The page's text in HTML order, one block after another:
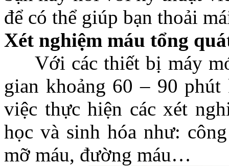
để có thể giúp bạn thoải
Xét nghiệm máu tổng
Với các thiết bị máy
gian khoảng 60 – 90
việc thực hiện các xét
học và sinh hóa như:
mỡ máu, đường máu…